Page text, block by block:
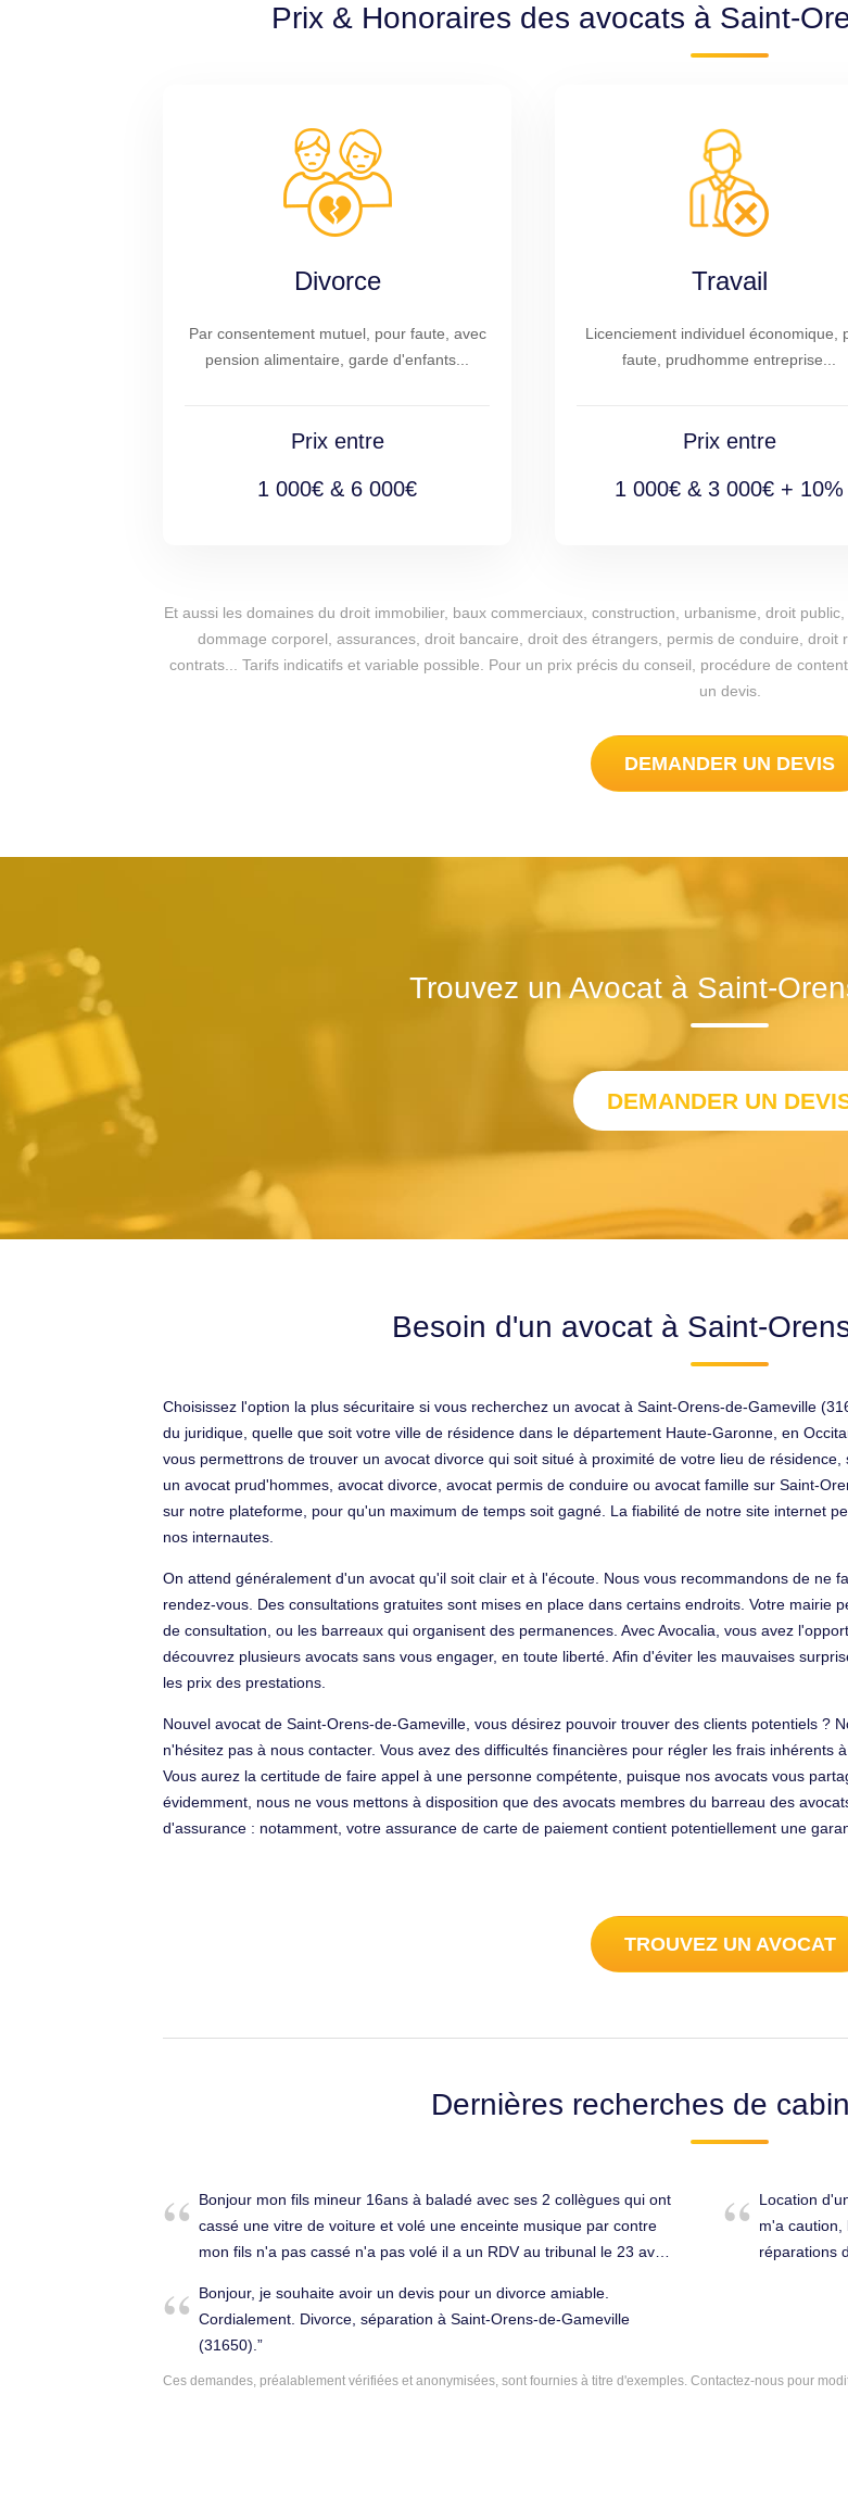
Prix & Honoraires des avocats à Saint-
Divorce
Par consentement mutuel, pour faute, avec
pension alimentaire, garde d'enfants...
Prix entre
1 000€ & 6 000€
Travail
Licenciement individuel économique,
faute, prudhomme entreprise...
Prix entre
1 000€ & 3 000€ + 10%
Et aussi les domaines du droit immobilier, baux commerciaux, construction, urbanisme, droit
dommage corporel, assurances, droit bancaire, droit des étrangers, permis de conduire, droit
contrats... Tarifs indicatifs et variable possible. Pour un prix précis du conseil, procédure de
un devis.
DEMANDER UN DEVIS
Trouvez un Avocat à Saint-
DEMANDER UN
Besoin d'un avocat à Saint-
Choisissez l'option la plus sécuritaire si vous recherchez un avocat à Saint-Orens-de-Gameville
du juridique, quelle que soit votre ville de résidence dans le département Haute-Garonne, en
vous permettrons de trouver un avocat divorce qui soit situé à proximité de votre lieu de
un avocat prud'hommes, avocat divorce, avocat permis de conduire ou avocat famille sur Saint-
sur notre plateforme, pour qu'un maximum de temps soit gagné. La fiabilité de notre site internet
nos internautes.
On attend généralement d'un avocat qu'il soit clair et à l'écoute. Nous vous recommandons de ne
rendez-vous. Des consultations gratuites sont mises en place dans certains endroits. Votre mairie
de consultation, ou les barreaux qui organisent des permanences. Avec Avocalia, vous avez
découvrez plusieurs avocats sans vous engager, en toute liberté. Afin d'éviter les mauvaises
les prix des prestations.
Nouvel avocat de Saint-Orens-de-Gameville, vous désirez pouvoir trouver des clients potentiels ?
n'hésitez pas à nous contacter. Vous avez des difficultés financières pour régler les frais inhérents
Vous aurez la certitude de faire appel à une personne compétente, puisque nos avocats vous
évidemment, nous ne vous mettons à disposition que des avocats membres du barreau des
d'assurance : notamment, votre assurance de carte de paiement contient potentiellement une
TROUVEZ UN AVOCAT
Dernières recherches de
Bonjour mon fils mineur 16ans à baladé avec ses 2 collègues qui ont
cassé une vitre de voiture et volé une enceinte musique par contre
mon fils n'a pas cassé n'a pas volé il a un RDV au tribunal le 23 avril
(31650).
Location
m'a caution,
réparations
Bonjour, je souhaite avoir un devis pour un divorce amiable.
Cordialement. Divorce, séparation à Saint-Orens-de-Gameville
(31650).
Ces demandes, préalablement vérifiées et anonymisées, sont fournies à titre d'exemples. Contactez-nous pour